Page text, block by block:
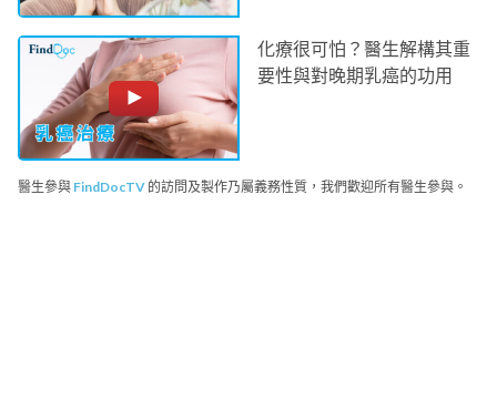
化療很可怕？醫生解構其重
要性與對晚期乳癌的功用
醫生參與 FindDocTV 的訪問及製作乃屬義務性質，我們歡迎所有醫生參與。